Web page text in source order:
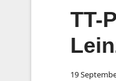
TT-
19